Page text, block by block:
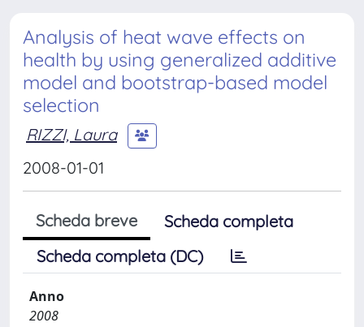
Analysis of heat wave effects on
health by using generalized additive
model and bootstrap-based model
selection
RIZZI, Laura
2008-01-01
Scheda breve
Scheda completa
Scheda completa (DC)
Anno
2008